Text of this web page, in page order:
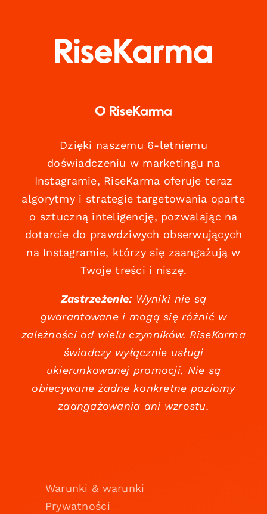
O RiseKarma
Dzięki naszemu 6-letniemu
doświadczeniu w marketingu na
Instagramie, RiseKarma oferuje teraz
algorytmy i strategie targetowania oparte
o sztuczną inteligencję, pozwalając na
dotarcie do prawdziwych obserwujących
na Instagramie, którzy się zaangażują w
Twoje treści i niszę.
Zastrzeżenie:Wyniki nie są
gwarantowane i mogą się różnić w
zależności od wielu czynników. RiseKarma
świadczy wyłącznie usługi
ukierunkowanej promocji. Nie są
obiecywane żadne konkretne poziomy
zaangażowania ani wzrostu.
Warunki & warunki
Prywatności